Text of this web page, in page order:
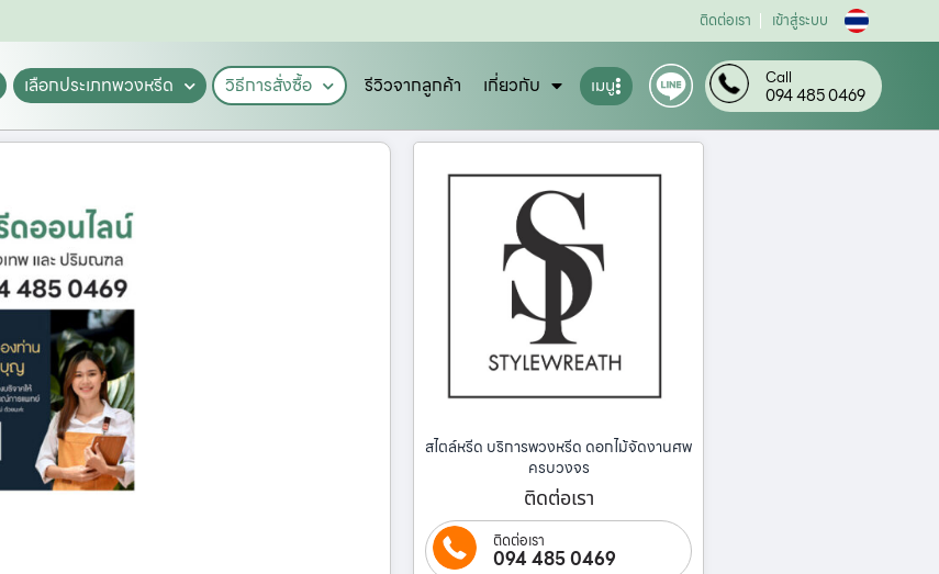
ติดต่อเรา เข้าสู่ระบบ
เลือกประเภทพวงหรีด วิธีการสั่งซื้อ รีวิวจากลูกค้า เกี่ยวกับ เมนู Call
094 485 0469
สไตล์หรีด บริการพวงหรีด ดอกไม้จัดงานศพ
ครบวงจร
ติดต่อเรา
ติดต่อเรา
094 485 0469